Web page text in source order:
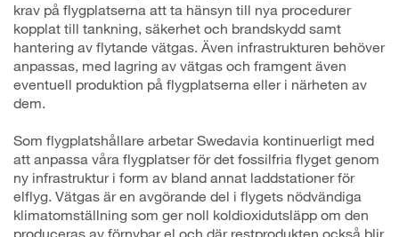
krav på flygplatserna att ta hänsyn till nya procedurer
kopplat till tankning, säkerhet och brandskydd samt
hantering av flytande vätgas. Även infrastrukturen behöver
anpassas, med lagring av vätgas och framgent även
eventuell produktion på flygplatserna eller i närheten av
dem.
Som flygplatshållare arbetar Swedavia kontinuerligt med
att anpassa våra flygplatser för det fossilfria flyget genom
ny infrastruktur i form av bland annat laddstationer för
elflyg. Vätgas är en avgörande del i flygets nödvändiga
klimatomställning som ger noll koldioxidutsläpp om den
produceras av förnybar el och där restprodukten också blir